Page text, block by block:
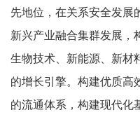
先地位，在关系安全发展
新兴产业融合集群发展，
生物技术、新能源、新材
的增长引擎。构建优质高
的流通体系，构建现代化